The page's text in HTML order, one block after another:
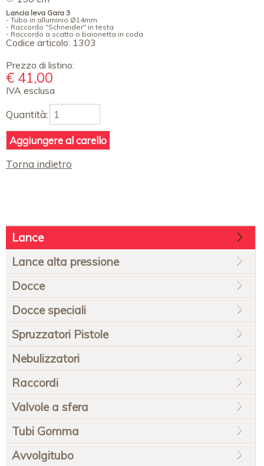
Lancia leva Gara 3
- Tubo in alluminio Ø14mm
- Raccordo "Schneider" in testa
- Raccordo a scatto o baionetta in coda
Codice articolo: 1303
Prezzo di listino:
€ 41,00
IVA esclusa
Quantità:
Torna indietro
Salta
la
navigazione
Lance
Lance alta pressione
Docce
Docce speciali
Spruzzatori Pistole
Nebulizzatori
Raccordi
Valvole a sfera
Tubi Gomma
Avvolgitubo